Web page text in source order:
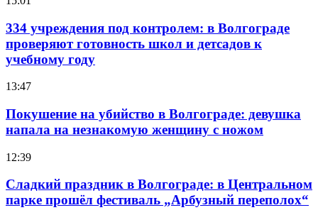
334 учреждения под контролем: в Волгограде
проверяют готовность школ и детсадов к
учебному году
13:47
Покушение на убийство в Волгограде: девушка
напала на незнакомую женщину с ножом
12:39
Сладкий праздник в Волгограде: в Центральном
парке прошёл фестиваль „Арбузный переполох“